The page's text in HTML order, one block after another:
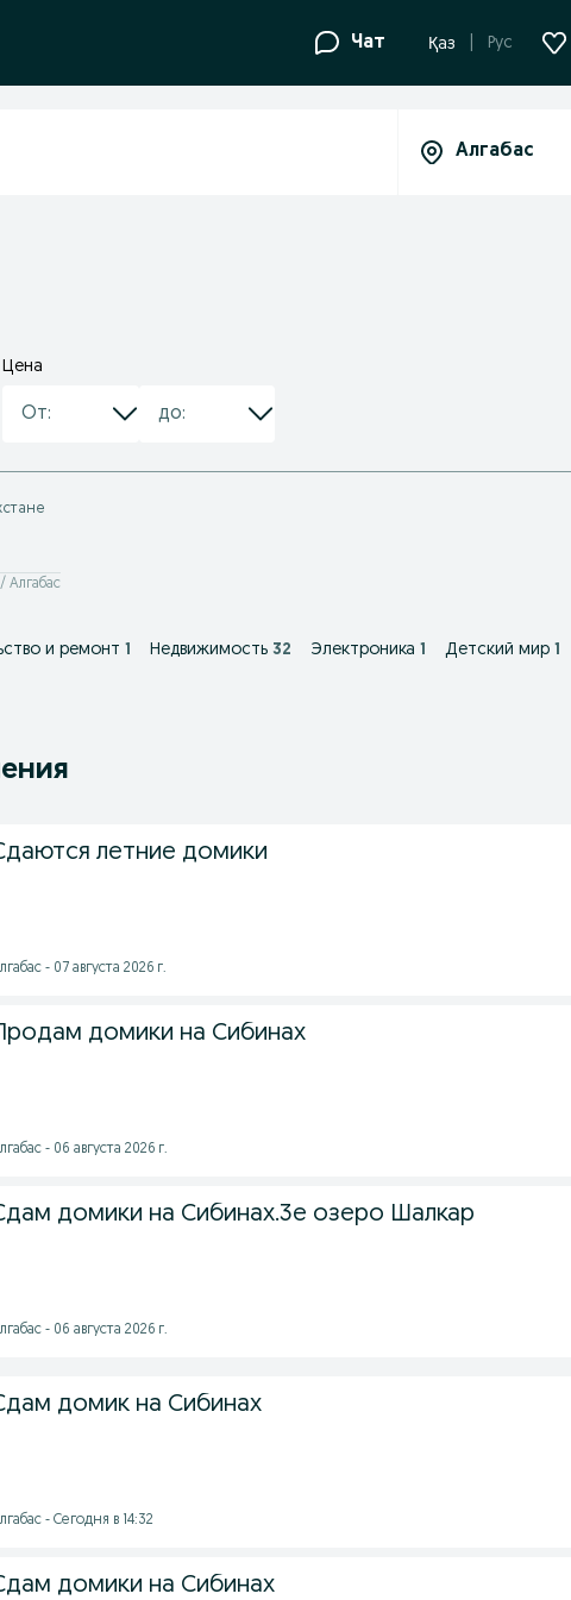
Чат Қаз Рус
Цена
Алгабас
и ремонт 1 Недвижимость 32 Электроника 1 Детский мир 1
летние домики
- 07 августа 2026 г.
домики на Сибинах
- 06 августа 2026 г.
домики на Сибинах.3е озеро Шалкар
- 06 августа 2026 г.
домик на Сибинах
- Сегодня в 14:32
домики на Сибинах